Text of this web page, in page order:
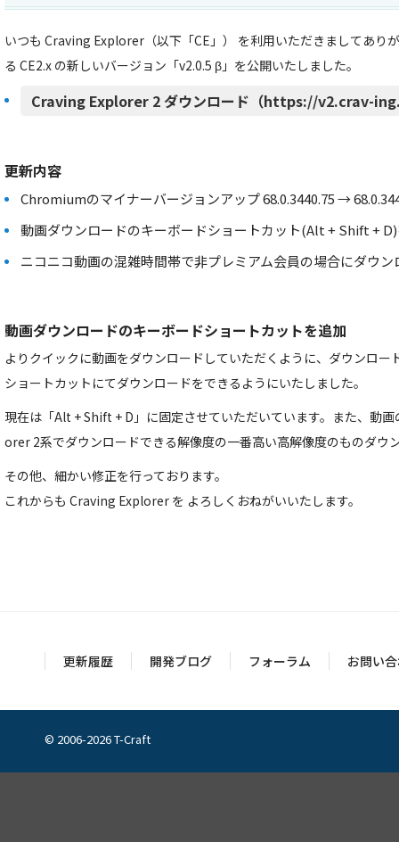
いつも Craving Explorer（以下「CE」） を利用いただきましてあり
る CE2.x の新しいバージョン「v2.0.5 β」を公開いたしました。
Craving Explorer 2 ダウンロード（https://v2.crav-
更新内容
Chromiumのマイナーバージョンアップ 68.0.3440.75 →
動画ダウンロードのキーボードショートカット(Alt + Shift + D
ニコニコ動画の混雑時間帯で非プレミアム会員の場合にダウ
動画ダウンロードのキーボードショートカットを追加
よりクイックに動画をダウンロードしていただくように、ダウンロー
ショートカットにてダウンロードをできるようにいたしました。
現在は「Alt + Shift + D」に固定させていただいています。また、動
orer 2系でダウンロードできる解像度の一番高い高解像度のものダウ
その他、細かい修正を行っております。
これからも Craving Explorer を よろしくおねがいいたします。
更新履歴 開発ブログ フォーラム お問い
© 2006-2026 T-Craft